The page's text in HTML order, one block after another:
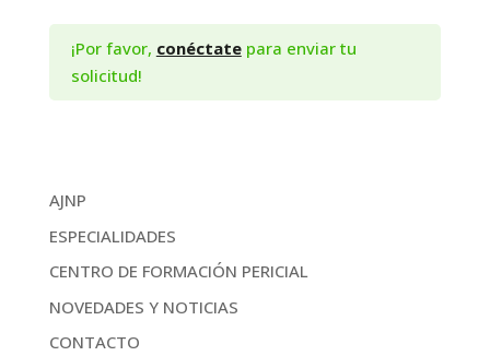
¡Por favor, conéctatepara enviar tu
solicitud!
AJNP
ESPECIALIDADES
CENTRO DE FORMACIÓN PERICIAL
NOVEDADES Y NOTICIAS
CONTACTO